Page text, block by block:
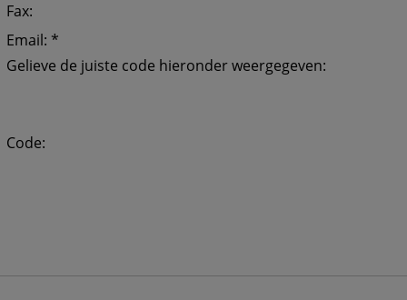
Fax:
Email: *
Gelieve de juiste code hieronder weergegeven:
Code: